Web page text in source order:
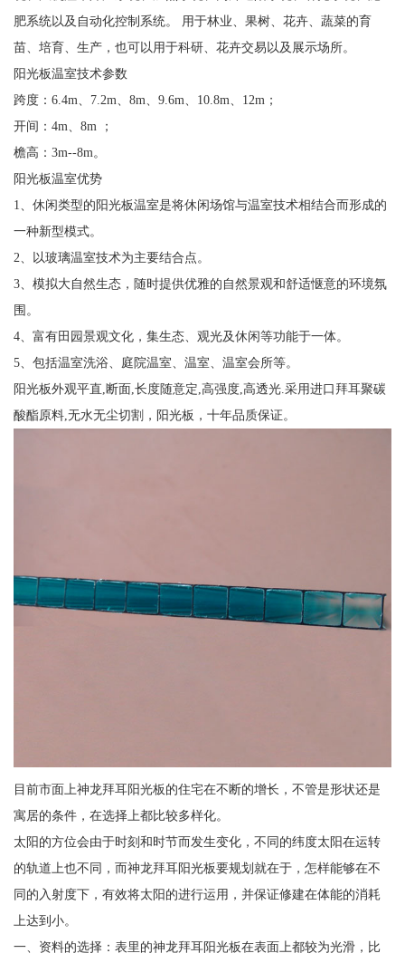
肥系统以及自动化控制系统。 用于林业、果树、花卉、蔬菜的育
苗、培育、生产，也可以用于科研、花卉交易以及展示场所。
阳光板温室技术参数
跨度：6.4m、7.2m、8m、9.6m、10.8m、12m；
开间：4m、8m ；
檐高：3m--8m。
阳光板温室优势
1、休闲类型的阳光板温室是将休闲场馆与温室技术相结合而形成的
一种新型模式。
2、以玻璃温室技术为主要结合点。
3、模拟大自然生态，随时提供优雅的自然景观和舒适惬意的环境氛
围。
4、富有田园景观文化，集生态、观光及休闲等功能于一体。
5、包括温室洗浴、庭院温室、温室、温室会所等。
阳光板外观平直,断面,长度随意定,高强度,高透光.采用进口拜耳聚碳
酸酯原料,无水无尘切割，阳光板，十年品质保证。
目前市面上神龙拜耳阳光板的住宅在不断的增长，不管是形状还是
寓居的条件，在选择上都比较多样化。
太阳的方位会由于时刻和时节而发生变化，不同的纬度太阳在运转
的轨道上也不同，而神龙拜耳阳光板要规划就在于，怎样能够在不
同的入射度下，有效将太阳的进行运用，并保证修建在体能的消耗
上达到小。
一、资料的选择：表里的神龙拜耳阳光板在表面上都较为光滑，比